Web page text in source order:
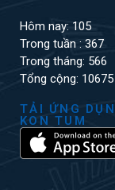
Hôm nay: 105
Trong tuần : 367
Trong tháng: 566
Tổng cộng: 10675
TẢI ỨNG
KON TUM